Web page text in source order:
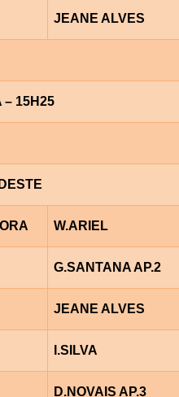
JEANE ALVES
– 15H25
W.ARIEL
G.SANTANA AP.2
JEANE ALVES
I.SILVA
D.NOVAIS AP.3